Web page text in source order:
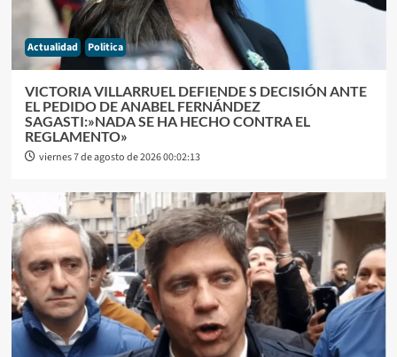
Actualidad Politica
VICTORIA VILLARRUEL DEFIENDE S DECISIÓN ANTE
EL PEDIDO DE ANABEL FERNÁNDEZ
SAGASTI:»NADA SE HA HECHO CONTRA EL
REGLAMENTO»
viernes 7 de agosto de 2026 00:02:13